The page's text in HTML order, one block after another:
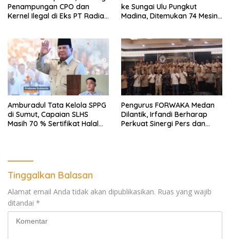
Penampungan CPO dan
Kernel Ilegal di Eks PT Radian
ke Sungai Ulu Pungkut
Madina, Ditemukan 74 Mesin
Rusak
Amburadul Tata Kelola SPPG
di Sumut, Capaian SLHS
Masih 70 % Sertifikat Halal
Pemantau dan Pengawas
MBG
Pengurus FORWAKA Medan
Dilantik, Irfandi Berharap
Perkuat Sinergi Pers dan
Tinggalkan Balasan
Alamat email Anda tidak akan dipublikasikan. Ruas yang wajib
ditandai *